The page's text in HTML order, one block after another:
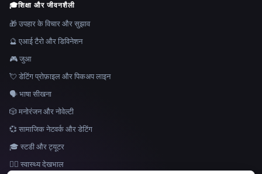
भाषा
🎓शिक्षा और जीवनशैली
🎁 उपहार के विचार और सुझाव
🔮 एआई टैरो और डिविनेशन
🎮 जुआ
💘 डेटिंग प्रोफ़ाइल और पिकअप लाइन
🗣️ भाषा सीखना
🎲 मनोरंजन और नोवेल्टी
💞 सामाजिक नेटवर्क और डेटिंग
🎓 स्टडी और ट्यूटर
👩‍⚕️ स्वास्थ्य देखभाल